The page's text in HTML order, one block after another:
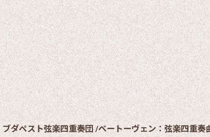
ブダペスト弦楽四重奏団 /ベートーヴェン：弦楽四重奏